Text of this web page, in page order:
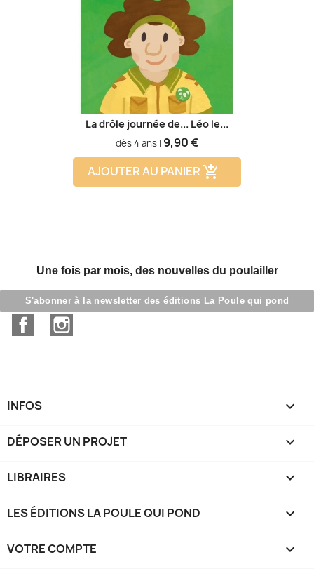
La drôle journée de... Léo le...
dès 4 ans | Prix
9,90 €
AJOUTER AU PANIER add_shopping_cart
Une fois par mois, des nouvelles du poulailler
S'abonner à la newsletter des éditions La Poule qui pond
Facebook
INFOS 
DÉPOSER UN PROJET 
LIBRAIRES 
LES ÉDITIONS LA POULE QUI POND 
VOTRE COMPTE 